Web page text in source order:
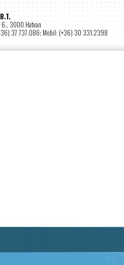
6., 3000 Hatvan
37 737.086; Mobil: (+36) 30 331.2398